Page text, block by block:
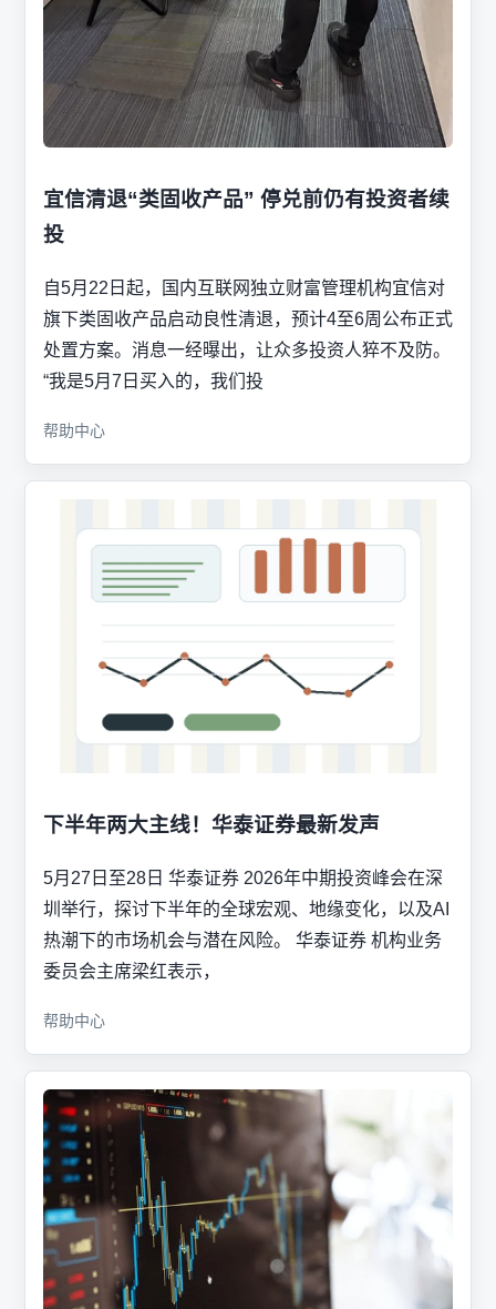
宜信清退“类固收产品” 停兑前仍有投资者续
投
自5月22日起，国内互联网独立财富管理机构宜信对
旗下类固收产品启动良性清退，预计4至6周公布正式
处置方案。消息一经曝出，让众多投资人猝不及防。
“我是5月7日买入的，我们投
帮助中心
下半年两大主线！华泰证券最新发声
5月27日至28日 华泰证券 2026年中期投资峰会在深
圳举行，探讨下半年的全球宏观、地缘变化，以及AI
热潮下的市场机会与潜在风险。 华泰证券 机构业务
委员会主席梁红表示，
帮助中心